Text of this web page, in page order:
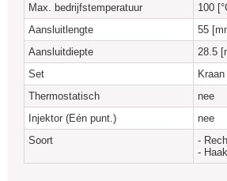
Max. bedrijfstemperatuur
100
Aansluitlengte
55
Aansluitdiepte
28.5
Set
Thermostatisch
nee
Injektor (Eén punt.)
nee
Soort
-
-